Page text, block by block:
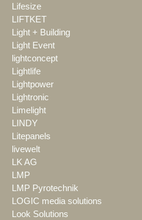
Lifesize
LIFTKET
Light + Building
Light Event
lightconcept
Lightlife
Lightpower
Lightronic
Limelight
LINDY
Litepanels
livewelt
LK AG
LMP
LMP Pyrotechnik
LOGIC media solutions
Look Solutions